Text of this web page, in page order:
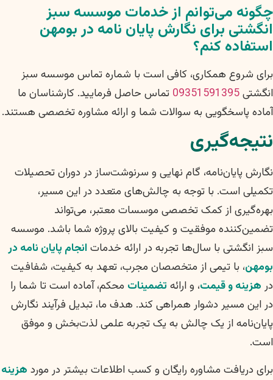
چگونه می‌توانم از خدمات موسسه سبز
انگشتی برای نگارش پایان نامه در بومهن
استفاده کنم؟
برای شروع همکاری، کافی است با شماره تماس موسسه سبز
انگشتی09351591395 تماس حاصل فرمایید. کارشناسان ما
آماده پاسخگویی به سوالات شما و ارائه مشاوره تخصصی هستند.
نتیجه‌گیری
نگارش پایان‌نامه، گام نهایی و سرنوشت‌ساز در دوران تحصیلات
تکمیلی است. با توجه به چالش‌های متعدد در این مسیر،
بهره‌گیری از کمک تخصصی موسسات معتبر، می‌تواند
تضمین‌کننده موفقیت و کیفیت بالای پروژه شما باشد. موسسه
سبز انگشتی با سال‌ها تجربه در ارائه خدماتانجام پایان نامه در
بومهن، با تیمی از متخصصان مجرب، تعهد به کیفیت، شفافیت
در هزینه و قیمت، و ارائهتضمینات محکم، آماده است تا شما را
در این مسیر دشوار همراهی کند. هدف ما، تبدیل فرآیند نگارش
پایان‌نامه از یک چالش به یک تجربه علمی لذت‌بخش و موفق
است.
برای دریافت مشاوره رایگان و کسب اطلاعات بیشتر در مورد هزینه